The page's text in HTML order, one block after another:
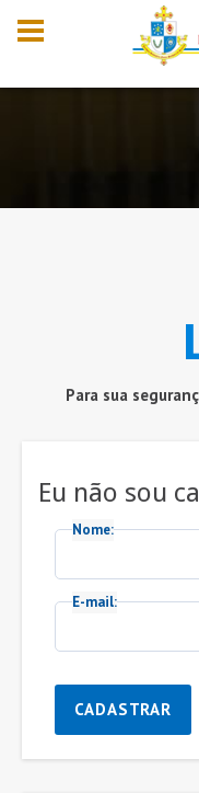
Para sua
Eu não sou
Nome:
E-mail:
CADASTRAR